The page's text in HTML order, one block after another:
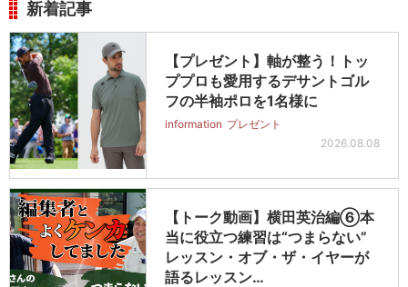
新着記事
【プレゼント】軸が整う！トッ
ププロも愛用するデサントゴル
フの半袖ポロを1名様に
information プレゼント
2026.08.08
【トーク動画】横田英治編⑥本
当に役立つ練習は“つまらない”
レッスン・オブ・ザ・イヤーが
語るレッスン…